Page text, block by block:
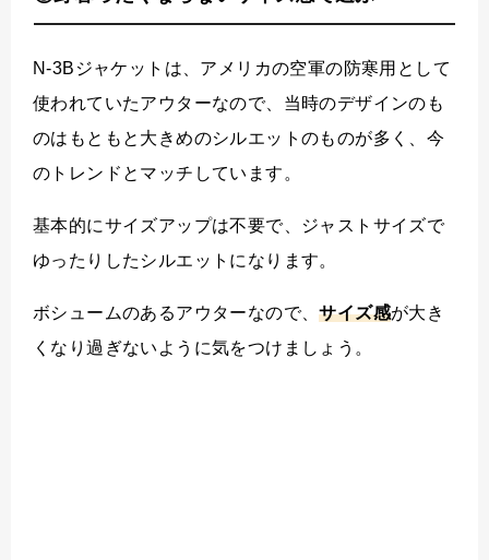
N-3Bジャケットは、アメリカの空軍の防寒用として
使われていたアウターなので、当時のデザインのも
のはもともと大きめのシルエットのものが多く、今
のトレンドとマッチしています。
基本的にサイズアップは不要で、ジャストサイズで
ゆったりしたシルエットになります。
ボシュームのあるアウターなので、サイズ感が大き
くなり過ぎないように気をつけましょう。